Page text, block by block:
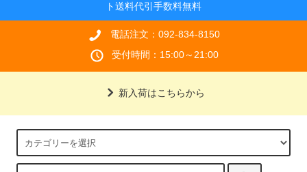
ト送料代引手数料無料
電話注文：092-834-8150
受付時間：15:00～21:00
新入荷はこちらから